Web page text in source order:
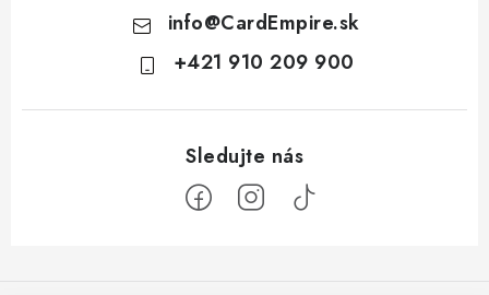
info@CardEmpire.sk
+421 910 209 900